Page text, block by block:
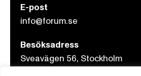
E-post
info@forum.se
Besöksadress
Sveavägen 56, Stockholm